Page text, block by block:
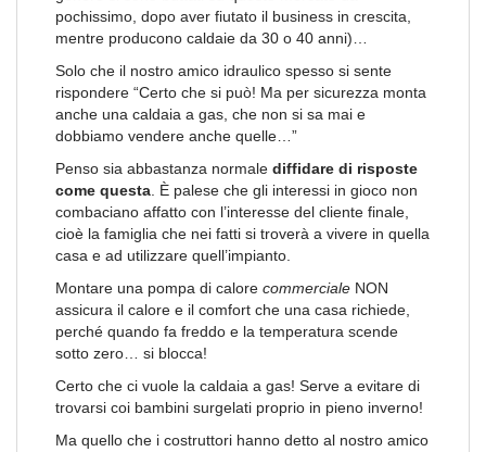
pochissimo, dopo aver fiutato il business in crescita,
mentre producono caldaie da 30 o 40 anni)…
Solo che il nostro amico idraulico spesso si sente
rispondere “Certo che si può! Ma per sicurezza monta
anche una caldaia a gas, che non si sa mai e
dobbiamo vendere anche quelle…”
Penso sia abbastanza normale diffidare di risposte
come questa . È palese che gli interessi in gioco non
combaciano affatto con l’interesse del cliente finale,
cioè la famiglia che nei fatti si troverà a vivere in quella
casa e ad utilizzare quell’impianto.
Montare una pompa di calore commerciale NON
assicura il calore e il comfort che una casa richiede,
perché quando fa freddo e la temperatura scende
sotto zero… si blocca!
Certo che ci vuole la caldaia a gas! Serve a evitare di
trovarsi coi bambini surgelati proprio in pieno inverno!
Ma quello che i costruttori hanno detto al nostro amico